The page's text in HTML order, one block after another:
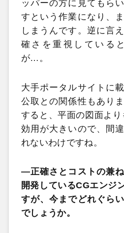
ッパーの方に見てもら
すという作業になり、
しまうんです。逆に言
確さを重視している
が…。
大手ポータルサイトに
公取との関係性もあり
すると、平面の図面よ
効用が大きいので、間
れないわけですね。
―正確さとコストの兼
開発しているCGエンジ
すが、今までどれぐら
でしょうか。